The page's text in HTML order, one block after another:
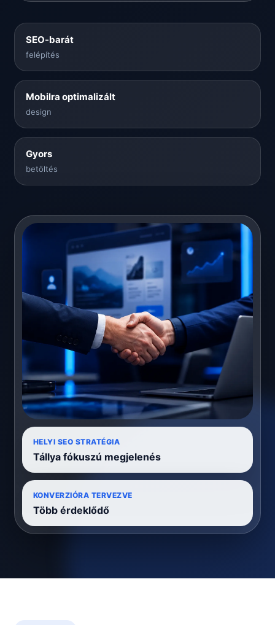
SEO-barát
felépítés
Mobilra optimalizált
design
Gyors
betöltés
HELYI SEO STRATÉGIA
Tállya fókuszú megjelenés
KONVERZIÓRA TERVEZVE
Több érdeklődő